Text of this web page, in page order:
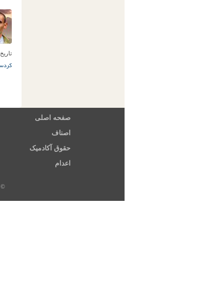
صفحه اصلی
اصناف
حقوق آکادمیک
اعدام
© 2026 کلیه حقوق این سایت متعلق به خبرگزاری هرانا، ارگان خبری